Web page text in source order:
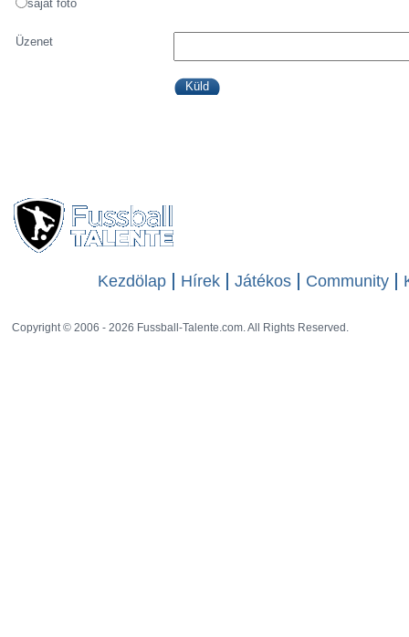
saját fotó
Üzenet
Kezdölap Hírek Játékos Community
Copyright © 2006 - 2026 Fussball-Talente.com. All Rights Reserved.